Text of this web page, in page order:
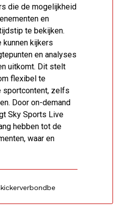
die de mogelijkheid
en
te bekijken.
kijkers
en analyses
uitkomt. Dit stelt
flexibel te
sportcontent, zelfs
Door on-demand
Sky Sports Live
hebben tot de
waar en